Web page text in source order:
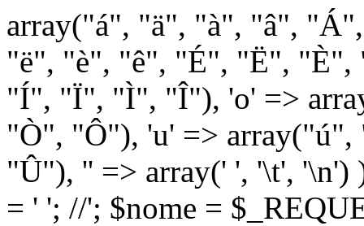
array("á", "ä", "à", "â",
"ë", "è", "ê", "É", "Ë",
"Í", "Ï", "Ì", "Î"), 'o' =>
"Ò", "Ô"), 'u' =>
"Û"), '' => array(' ', '\t',
= ' '; //'; $nome =